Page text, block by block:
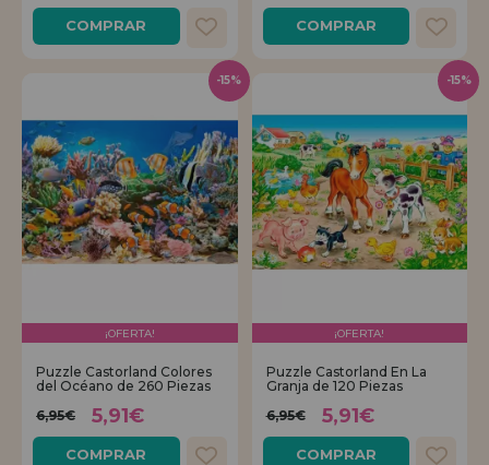
COMPRAR COMPRAR
¡OFERTA!
Puzzle Castorland Colores
del Océano de 260 Piezas
6,95€
5,91€
COMPRAR
-15%
¡OFERTA!
Puzzle Castorland En La
Granja de 120 Piezas
6,95€
5,91€
COMPRAR
-15%